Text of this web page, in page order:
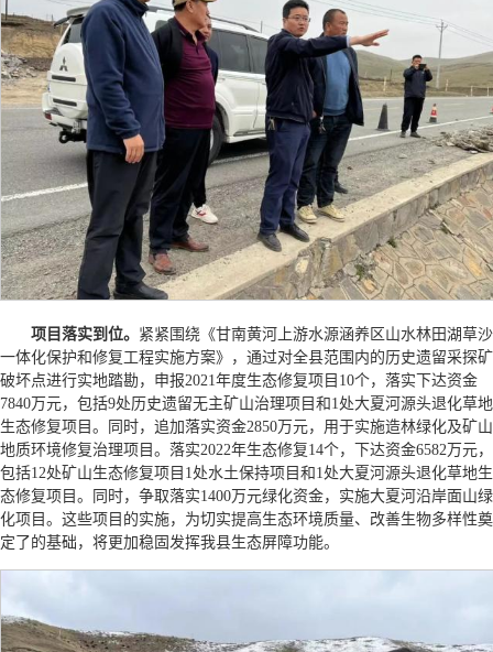
项目落实到位。 紧紧围绕《甘南黄河上游水源涵养区山水林田湖草沙
一体化保护和修复工程实施方案》，通过对全县范围内的历史遗留采探矿
破坏点进行实地踏勘，申报2021年度生态修复项目10个，落实下达资金
7840万元，包括9处历史遗留无主矿山治理项目和1处大夏河源头退化草地
生态修复项目。同时，追加落实资金2850万元，用于实施造林绿化及矿山
地质环境修复治理项目。落实2022年生态修复14个，下达资金6582万元，
包括12处矿山生态修复项目1处水土保持项目和1处大夏河源头退化草地生
态修复项目。同时，争取落实1400万元绿化资金，实施大夏河沿岸面山绿
化项目。这些项目的实施，为切实提高生态环境质量、改善生物多样性奠
定了的基础，将更加稳固发挥我县生态屏障功能。